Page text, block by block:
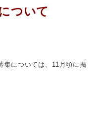
ついて
集については、11月頃に掲